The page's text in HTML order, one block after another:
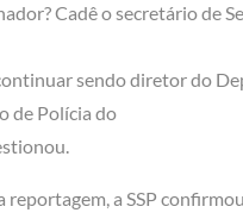
Cadê o secretário de
sendo diretor do
de Polícia do
reportagem, a SSP